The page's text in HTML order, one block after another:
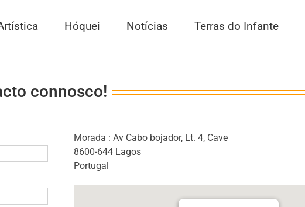
Hóquei Notícias Terras do Infante
connosco!
Morada : Av Cabo bojador, Lt. 4, Cave
8600-644 Lagos
Portugal